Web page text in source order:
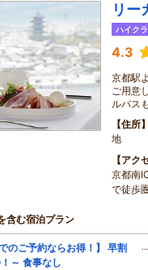
リー
ハイク
4.3
京都駅
ご用意
ルバス
住所
地
アク
京都南
で徒歩
含む宿泊プラン
ご予約ならお得！】 早割
～ 食事なし